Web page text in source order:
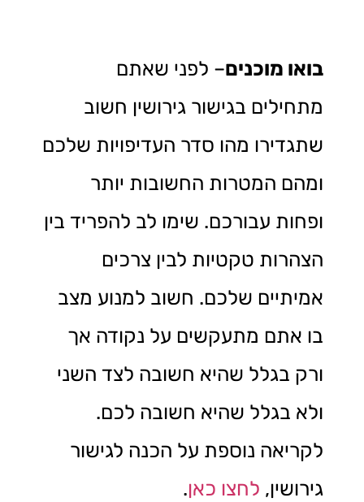
בואו מוכנים– לפני שאתם
מתחילים בגישור גירושין חשוב
שתגדירו מהו סדר העדיפויות שלכם
ומהם המטרות החשובות יותר
ופחות עבורכם. שימו לב להפריד בין
הצהרות טקטיות לבין צרכים
אמיתיים שלכם. חשוב למנוע מצב
בו אתם מתעקשים על נקודה אך
ורק בגלל שהיא חשובה לצד השני
ולא בגלל שהיא חשובה לכם.
לקריאה נוספת על הכנה לגישור
גירושין, לחצו כאן.